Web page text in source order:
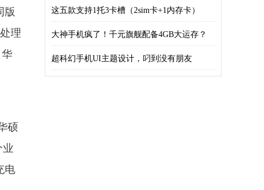
版
理
硕
业
电
这五款支持1托3卡槽（2sim卡+1内存卡）
大神手机疯了！千元旗舰配备4GB大运存？
超科幻手机UI主题设计，叼到没有朋友